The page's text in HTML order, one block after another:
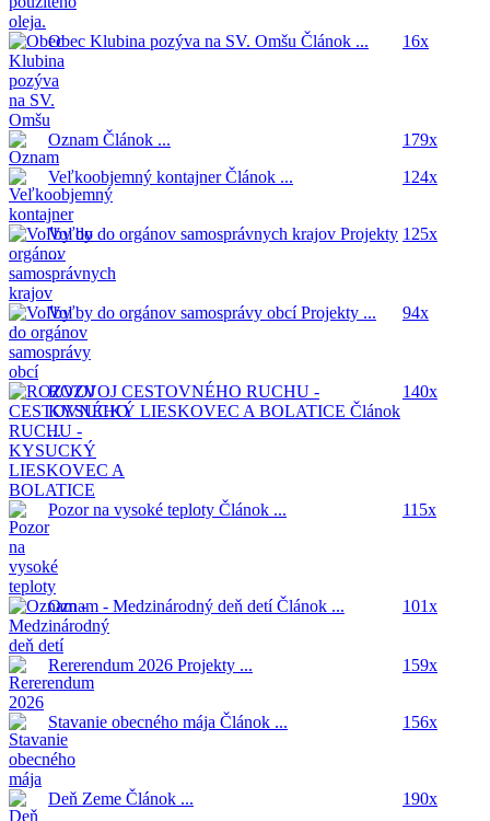
Obec Klubina pozýva na SV. Omšu Článok ... 16x
Oznam Článok ...
179x
Veľkoobjemný kontajnerČlánok ... 124x
Voľby do orgánov samosprávnych krajov Projekty
...
125x
Voľby do orgánov samosprávy obcíProjekty ... 94x
ROZVOJ CESTOVNÉHO RUCHU -
KYSUCKÝ LIESKOVEC A BOLATICE Článok
...
140x
Pozor na vysoké teploty Článok ... 115x
Oznam - Medzinárodný deň detíČlánok ... 101x
Rererendum 2026 Projekty ... 159x
Stavanie obecného mája Článok ... 156x
Deň Zeme Článok ... 190x